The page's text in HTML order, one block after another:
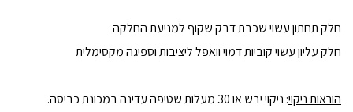
חלק תחתון עשוי שכבת דבק שקוף למניעת החלקה
חלק עליון עשוי קוביות דמוי וואפל ליציבות וספיגה מקסימלית
הוראות ניקוי: ניקוי יבש או 30 מעלות שטיפה עדינה במכונת כביסה.